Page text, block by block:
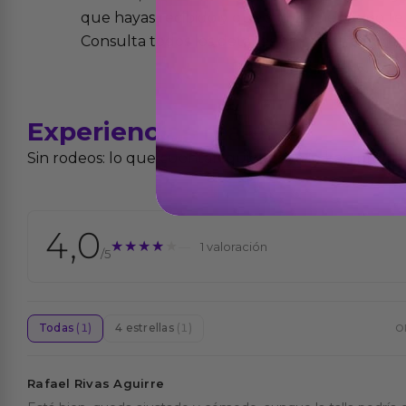
que hayas recibido y que simplemente no te
Consulta todos los detalles en nuestra
Experiencias reales
Sin rodeos: lo que cuentan quienes ya lo han
4,0/5★★★★★
★★★★★ 1 valoración
Todas (1) 4 estrellas (1)
Rafael Rivas Aguirre